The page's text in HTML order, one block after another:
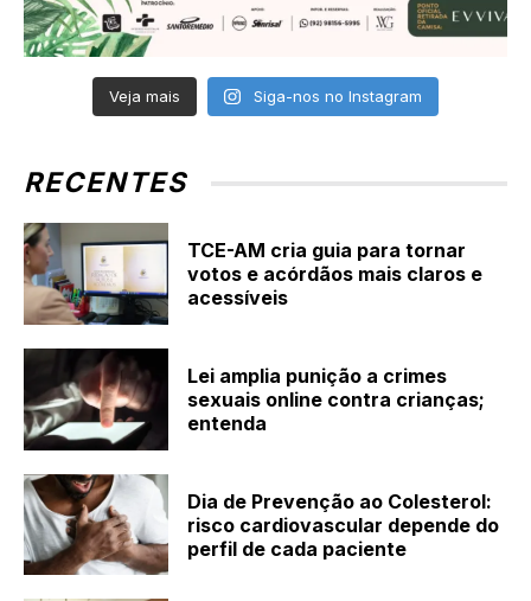
Veja mais Siga-nos no Instagram
RECENTES
TCE-AM cria guia para tornar
votos e acórdãos mais claros e
acessíveis
Lei amplia punição a crimes
sexuais online contra crianças;
entenda
Dia de Prevenção ao Colesterol:
risco cardiovascular depende do
perfil de cada paciente